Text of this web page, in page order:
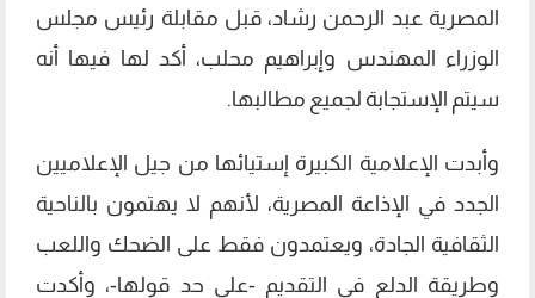
المصرية عبد الرحمن رشاد، قبل مقابلة رئيس مجلس
الوزراء المهندس وإبراهيم محلب، أكد لها فيها أنه
سيتم الإستجابة لجميع مطالبها.
وأبدت الإعلامية الكبيرة إستيائها من جيل الإعلاميين
الجدد في الإذاعة المصرية، لأنهم لا يهتمون بالناحية
الثقافية الجادة، ويعتمدون فقط على الضحك واللعب
وطريقة الدلع في التقديم -على حد قولها-، وأكدت